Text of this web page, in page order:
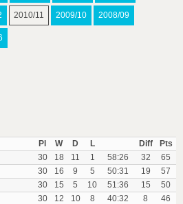
2010/11 2009/10 2008/09
Pl W D L Diff
Pts
30 18 11 1 58:26 32
65
30 16 9 5 50:31 19
57
30 15 5 10 51:36 15
50
30 12 10 8 40:32 8
46